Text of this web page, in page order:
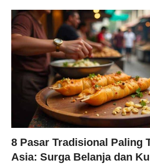
platform
informatif
8 Pasar Tradisional Paling
Asia: Surga Belanja dan